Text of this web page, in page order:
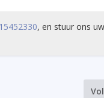
, en stuur ons